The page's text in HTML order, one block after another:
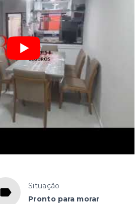
Situação
Pronto para morar